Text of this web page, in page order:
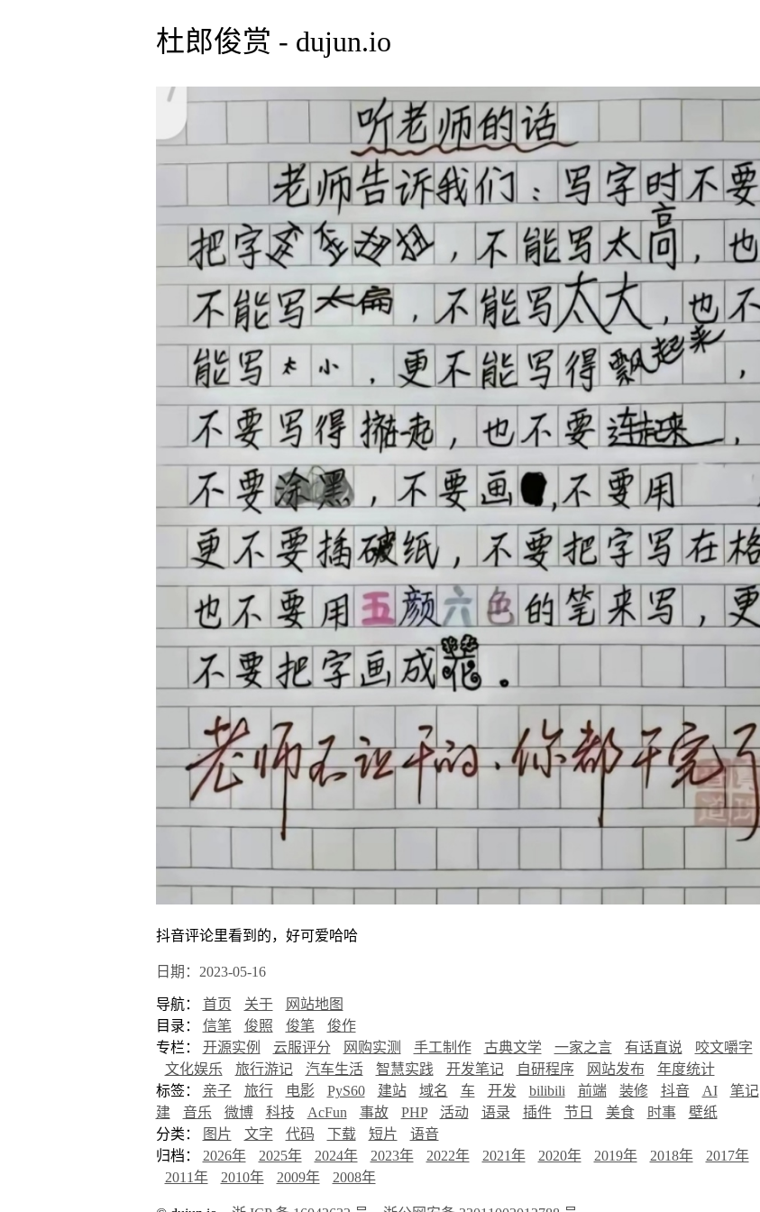
杜郎俊赏 - dujun.io
抖音评论里看到的，好可爱哈哈
日期：2023-05-16
导航： 首页 关于
网站地图
目录： 信笔 俊照 俊笔
俊作
专栏： 开源实例 云服评分 网购实测 手工制作 古典文学 一家之言 有话直说 咬文嚼字
文化娱乐
旅行游记 汽车生活 智慧实践 开发笔记 自研程序 网站发布
年度统计
标签： 亲子 旅行 电影 PyS60 建站 域名 车 开发 bilibili 前端 装修 抖音 AI 笔记
建
音乐 微博 科技 AcFun 事故 PHP 活动 语录 插件 节日 美食 时事
壁纸
分类：
图片 文字 代码 下载 短片
语音
归档： 2026年 2025年 2024年 2023年 2022年 2021年 2020年 2019年 2018年 2017年
2011年
2010年 2009年 2008年